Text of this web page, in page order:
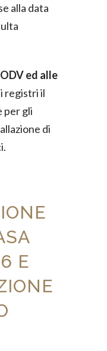
alla data
ed alle
registri il
per gli
di
E